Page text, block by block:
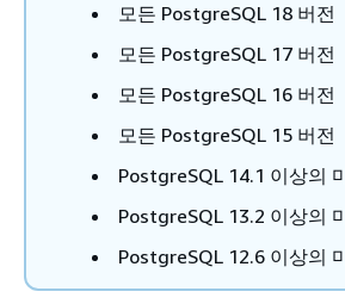
모든 PostgreSQL 18 버전
모든 PostgreSQL 17 버전
모든 PostgreSQL 16 버전
모든 PostgreSQL 15 버전
PostgreSQL 14.1 이상의
PostgreSQL 13.2 이상의
PostgreSQL 12.6 이상의